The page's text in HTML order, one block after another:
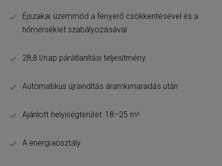
Éjszakai üzemmód a fényerő csökkentésével és a
hőmérséklet szabályozásával
28,8 l/nap párátlanítási teljesítmény
Automatikus újraindítás áramkimaradás után
Ajánlott helyiségterület: 18–25 m²
A energiaosztály